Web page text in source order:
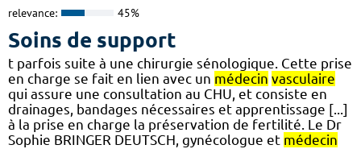
relevance: 45%
Soins de support
t parfois suite à une chirurgie sénologique. Cette prise
en charge se fait en lien avec un médecin vasculaire
qui assure une consultation au CHU, et consiste en
drainages, bandages nécessaires et apprentissage [...]
à la prise en charge la préservation de fertilité. Le Dr
Sophie BRINGER DEUTSCH, gynécologue et médecin